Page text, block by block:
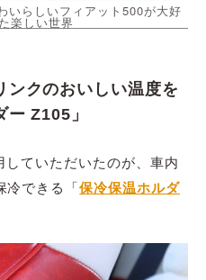
いらしいフィアット500が大好
楽しい世界
ンクのおいしい温度を
Z105」
ていただいたのが、車内
冷できる「保冷保温ホルダ